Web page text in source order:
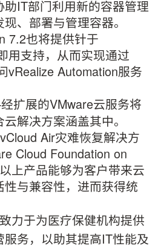
IT部门利用新的容器管理
、部署与管理容器。
7.2也将提供针于
用支持，从而实现通过
vRealize Automation服务
扩展的VMware云服务将
解决方案涵盖其中。
Air灾难恢复解决方
Cloud Foundation on
上产品能够为客户带来云
与兼容性，进而获得统
力于为医疗保健机构提供
务，以助其提高IT性能及